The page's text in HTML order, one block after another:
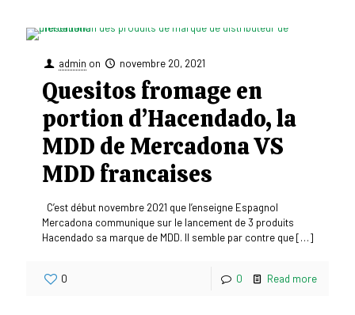
admin on novembre 20, 2021
Quesitos fromage en
portion d’Hacendado, la
MDD de Mercadona VS
MDD francaises
C’est début novembre 2021 que l’enseigne Espagnol
Mercadona communique sur le lancement de 3 produits
Hacendado sa marque de MDD. Il semble par contre que[…]
0 0 Read more